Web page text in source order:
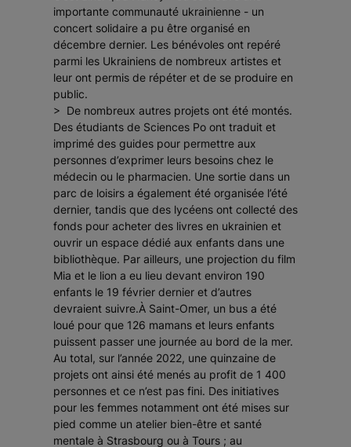
importante communauté ukrainienne - un
concert solidaire a pu être organisé en
décembre dernier. Les bénévoles ont repéré
parmi les Ukrainiens de nombreux artistes et
leur ont permis de répéter et de se produire en
public.
> De nombreux autres projets ont été montés.
Des étudiants de Sciences Po ont traduit et
imprimé des guides pour permettre aux
personnes d’exprimer leurs besoins chez le
médecin ou le pharmacien. Une sortie dans un
parc de loisirs a également été organisée l’été
dernier, tandis que des lycéens ont collecté des
fonds pour acheter des livres en ukrainien et
ouvrir un espace dédié aux enfants dans une
bibliothèque. Par ailleurs, une projection du film
Mia et le lion a eu lieu devant environ 190
enfants le 19 février dernier et d’autres
devraient suivre.À Saint-Omer, un bus a été
loué pour que 126 mamans et leurs enfants
puissent passer une journée au bord de la mer.
Au total, sur l’année 2022, une quinzaine de
projets ont ainsi été menés au profit de 1 400
personnes et ce n’est pas fini. Des initiatives
pour les femmes notamment ont été mises sur
pied comme un atelier bien-être et santé
mentale à Strasbourg ou à Tours ; au